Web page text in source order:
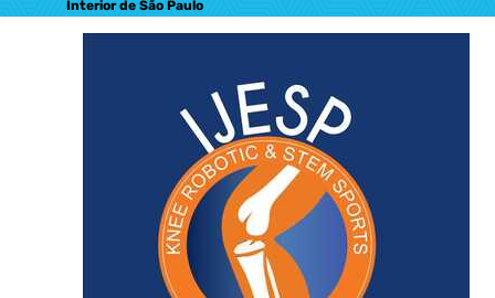
Interior de São Paulo